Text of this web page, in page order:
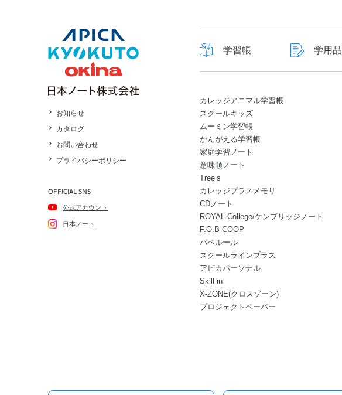
お知らせ
カタログ
お問い合わせ
プライバシーポリシー
OFFICIAL SNS
公式アカウント
日本ノート
学習帳 学用品
カレッジアニマル学習帳
スクールキッズ
ムーミン学習帳
かんがえる学習帳
家庭学習ノート
意味順ノート
Tree’s
カレッジプラスメモリ
CDノート
ROYAL College/ケンブリッジノート
F.O.B COOP
パペルール
スクールラインプラス
アピカパーソナル
Skill in
X-ZONE(クロスゾーン)
プロジェクトペーパー